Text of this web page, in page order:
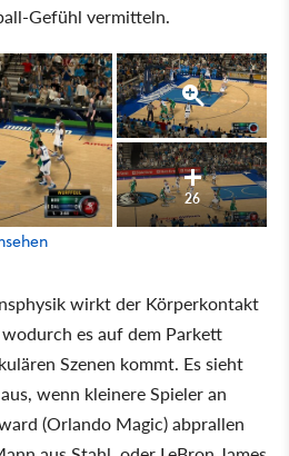
Gefühl vermitteln.
26
wirkt der Körperkontakt
es auf dem Parkett
Szenen kommt. Es sieht
wenn kleinere Spieler an
(Orlando Magic) abprallen